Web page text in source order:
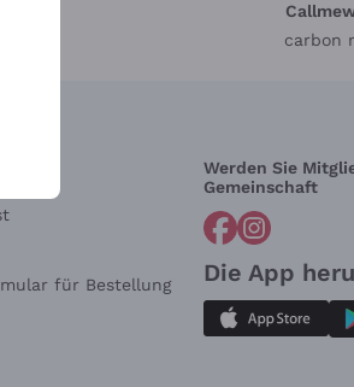
carbon
für Bestellung
Werden Sie
Gemeinschaft
Die App